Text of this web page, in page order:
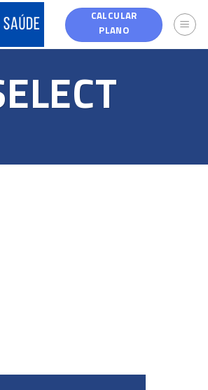
CALCULAR
PLANO